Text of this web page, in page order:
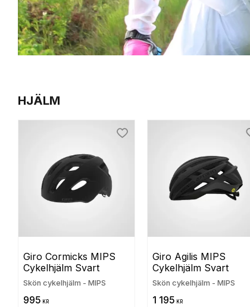
HJÄLM
Giro Cormicks MIPS
Cykelhjälm Svart
Skön cykelhjälm - MIPS
995 KR
Lägg till i favoriter
Giro Agilis MIPS
Cykelhjälm Svart
Skön cykelhjälm - MIPS
1 195 KR